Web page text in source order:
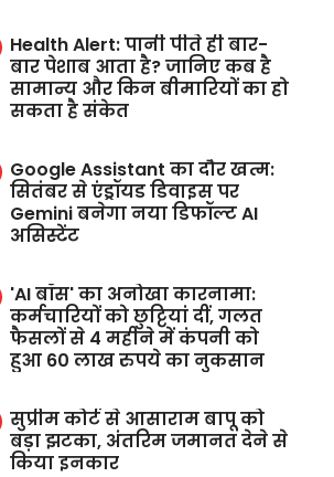
Health Alert: पानी पीते ही बार-
बार पेशाब आता है? जानिए कब है
सामान्य और किन बीमारियों का हो
सकता है संकेत
Google Assistant का दौर खत्म:
सितंबर से एंड्रॉयड डिवाइस पर
Gemini बनेगा नया डिफॉल्ट AI
असिस्टेंट
'AI बॉस' का अनोखा कारनामा:
कर्मचारियों को छुट्टियां दीं, गलत
फैसलों से 4 महीने में कंपनी को
हुआ 60 लाख रुपये का नुकसान
सुप्रीम कोर्ट से आसाराम बापू को
बड़ा झटका, अंतरिम जमानत देने से
किया इनकार